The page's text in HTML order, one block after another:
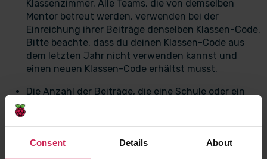
Consent Details About
Klassenzimmer. Alle Teams, die von demselben
Mentor betreut werden, verwenden bei der
Einreichung ihrer Beiträge denselben Klassen-Code.
Bitte beachte, dass du deinen Klassen-Code aus
dem letzten Jahr nicht verwenden kannst und
einen neuen Klassen-Code erhältst musst.
Die Anzahl der Beiträge, die eine Schule oder ein